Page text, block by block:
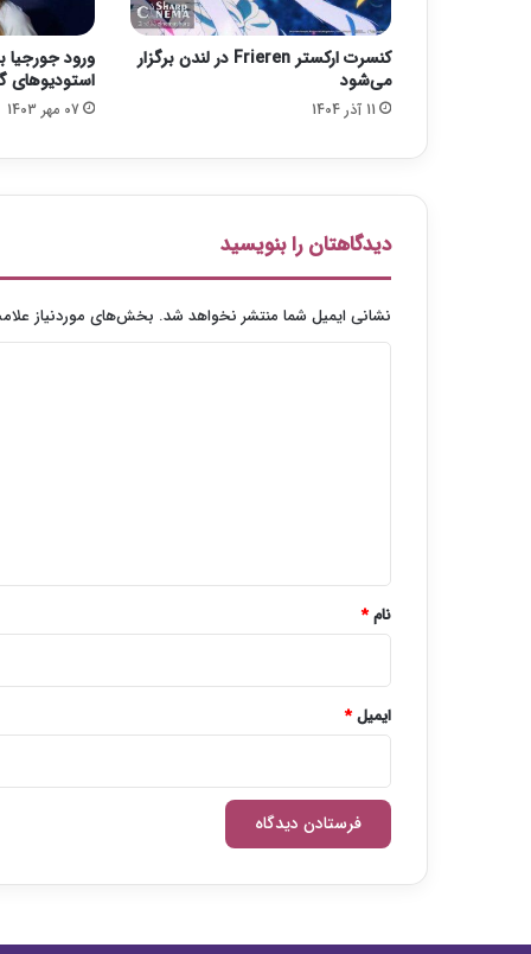
ح
ت
د
ا
ر
؟
کنسرت ارکستر Frieren در لندن برگزار
می‌شود
11 آذر 1404
ورود جورجیا
استودیوهای
07 مهر 1403
دیدگاهتان را بنویسید
نشانی ایمیل شما منتشر نخواهد شد. بخش‌های موردنیاز
نام*
ایمیل*